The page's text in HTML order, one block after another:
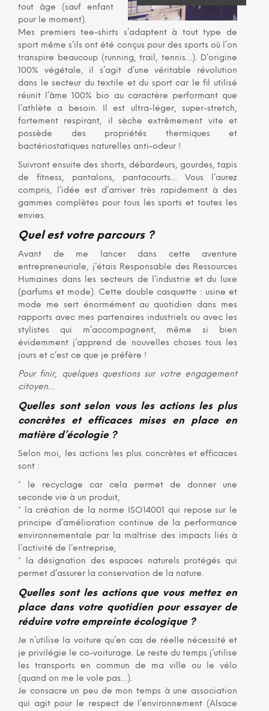
tout âge (sauf enfant
pour le moment).
Mes premiers tee-shirts s’adaptent à tout type de
sport même s’ils ont été conçus pour des sports où l’on
transpire beaucoup (running, trail, tennis…). D’origine
100% végétale, il s’agit d’une véritable révolution
dans le secteur du textile et du sport car le fil utilisé
réunit l’âme 100% bio au caractère performant que
l’athlète a besoin. Il est ultra-léger, super-stretch,
fortement respirant, il sèche extrêmement vite et
possède des propriétés thermiques et
bactériostatiques naturelles anti-odeur !
Suivront ensuite des shorts, débardeurs, gourdes, tapis
de fitness, pantalons, pantacourts… Vous l’aurez
compris, l’idée est d’arriver très rapidement à des
gammes complètes pour tous les sports et toutes les
envies.
Quel est votre parcours ?
Avant de me lancer dans cette aventure
entrepreneuriale, j’étais Responsable des Ressources
Humaines dans les secteurs de l’industrie et du luxe
(parfums et mode). Cette double casquette : usine et
mode me sert énormément au quotidien dans mes
rapports avec mes partenaires industriels ou avec les
stylistes qui m’accompagnent, même si bien
évidemment j’apprend de nouvelles choses tous les
jours et c’est ce que je préfère !
Pour finir, quelques questions sur votre engagement
citoyen…
Quelles sont selon vous les actions les plus
concrètes et efficaces mises en place en
matière d’écologie ?
Selon moi, les actions les plus concrètes et efficaces
sont :
* le recyclage car cela permet de donner une
seconde vie à un produit,
* la création de la norme ISO14001 qui repose sur le
principe d’amélioration continue de la performance
environnementale par la maîtrise des impacts liés à
l’activité de l’entreprise,
* la désignation des espaces naturels protégés qui
permet d’assurer la conservation de la nature.
Quelles sont les actions que vous mettez en
place dans votre quotidien pour essayer de
réduire votre empreinte écologique ?
Je n’utilise la voiture qu’en cas de réelle nécessité et
je privilégie le co-voiturage. Le reste du temps j’utilise
les transports en commun de ma ville ou le vélo
(quand on me le vole pas…).
Je consacre un peu de mon temps à une association
qui agit pour le respect de l’environnement (Alsace